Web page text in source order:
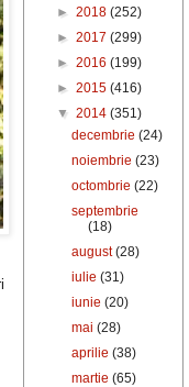
► 2018 (252)
► 2017 (299)
► 2016 (199)
► 2015 (416)
▼ 2014 (351)
decembrie(24)
noiembrie(23)
octombrie(22)
septembrie
(18)
august(28)
iulie(31)
iunie(20)
mai(28)
aprilie(38)
martie(65)